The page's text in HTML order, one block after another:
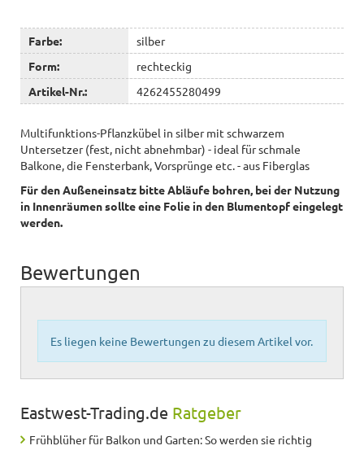
Farbe:
silber
Form:
rechteckig
Artikel-Nr.:
4262455280499
Multifunktions-Pflanzkübel in silber mit schwarzem
Untersetzer (fest, nicht abnehmbar) - ideal für schmale
Balkone, die Fensterbank, Vorsprünge etc. - aus Fiberglas
Für den Außeneinsatz bitte Abläufe bohren, bei der Nutzung
in Innenräumen sollte eine Folie in den Blumentopf eingelegt
werden.
Bewertungen
Es liegen keine Bewertungen zu diesem Artikel vor.
Eastwest-Trading.de Ratgeber
Frühblüher für Balkon und Garten: So werden sie richtig